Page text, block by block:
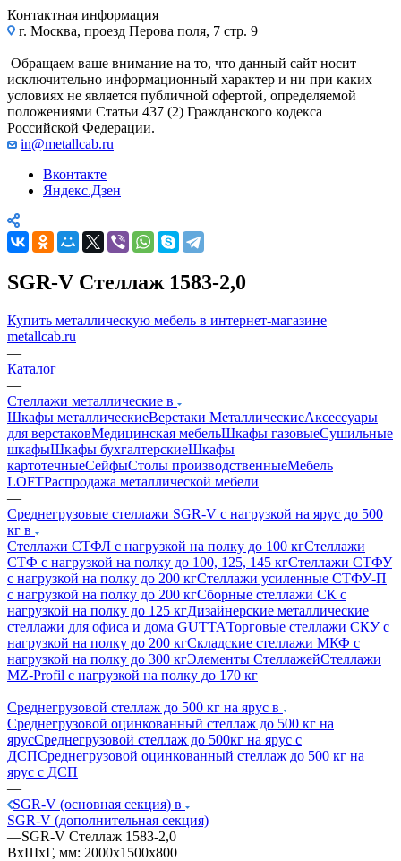
Контактная информация
г. Москва, проезд Перова поля, 7 стр. 9
Обращаем ваше внимание на то, что данный сайт носит
исключительно информационный характер и ни при каких
условиях не является публичной офертой, определяемой
положениями Статьи 437 (2) Гражданского кодекса
Российской Федерации.
in@metallcab.ru
Вконтакте
Яндекс.Дзен
SGR-V Стеллаж 1583-2,0
Купить металлическую мебель в интернет-магазине
metallcab.ru
—
Каталог
—
Стеллажи металлические в
Шкафы металлическиеВерстаки МеталлическиеАксессуары
для верстаковМедицинская мебельШкафы газовыеСушильные
шкафыШкафы бухгалтерскиеШкафы
картотечныеСейфыСтолы производственныеМебель
LOFTРаспродажа металлической мебели
—
Среднегрузовые стеллажи SGR-V с нагрузкой на ярус до 500
кг в
Стеллажи СТФЛ с нагрузкой на полку до 100 кгСтеллажи
СТФ с нагрузкой на полку до 100, 125, 145 кгСтеллажи СТФУ
с нагрузкой на полку до 200 кгСтеллажи усиленные СТФУ-П
с нагрузкой на полку до 200 кгСборные стеллажи СК с
нагрузкой на полку до 125 кгДизайнерские металлические
стеллажи для офиса и дома GUTTAТорговые стеллажи СКУ с
нагрузкой на полку до 200 кгСкладские стеллажи МКФ с
нагрузкой на полку до 300 кгЭлементы СтеллажейСтеллажи
MZ-Profil с нагрузкой на полку до 170 кг
—
Среднегрузовой стеллаж до 500 кг на ярус в
Среднегрузовой оцинкованный стеллаж до 500 кг на
ярусСреднегрузовой стеллаж до 500кг на ярус с
ДСПСреднегрузовой оцинкованный стеллаж до 500 кг на
ярус с ДСП
—
SGR-V (основная секция) в
SGR-V (дополнительная секция)
—SGR-V Стеллаж 1583-2,0
ВхШхГ, мм: 2000x1500x800